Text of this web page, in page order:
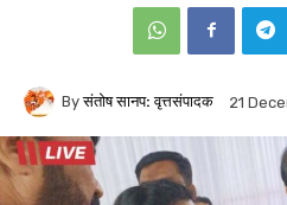
By संतोष सानप: वृत्तसंपादक 21